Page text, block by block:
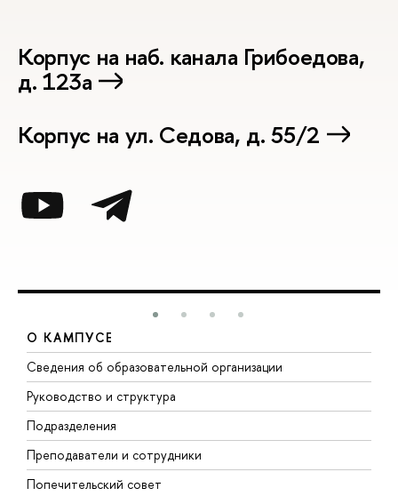
Корпус на наб. канала Грибоедова,
д. 123а
Корпус на ул. Седова, д. 55/2
О КАМПУСЕ
Сведения об образовательной организации
Руководство и структура
Подразделения
Преподаватели и сотрудники
Попечительский совет